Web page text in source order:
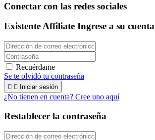
Conectar con las redes sociales
Existente Affiliate Ingrese a su cuenta
Recuérdame
Se te olvidó tu contraseña
  Iniciar sesión
¿No tienen en cuenta? Cree uno aquí
Restablecer la contraseña